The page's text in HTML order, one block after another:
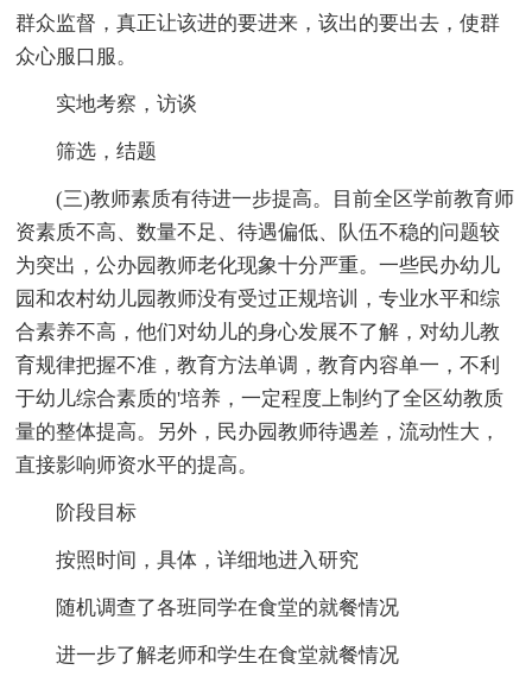
群众监督，真正让该进的要进来，该出的要出去，使群
众心服口服。
实地考察，访谈
筛选，结题
(三)教师素质有待进一步提高。目前全区学前教育师
资素质不高、数量不足、待遇偏低、队伍不稳的问题较
为突出，公办园教师老化现象十分严重。一些民办幼儿
园和农村幼儿园教师没有受过正规培训，专业水平和综
合素养不高，他们对幼儿的身心发展不了解，对幼儿教
育规律把握不准，教育方法单调，教育内容单一，不利
于幼儿综合素质的'培养，一定程度上制约了全区幼教质
量的整体提高。另外，民办园教师待遇差，流动性大，
直接影响师资水平的提高。
阶段目标
按照时间，具体，详细地进入研究
随机调查了各班同学在食堂的就餐情况
进一步了解老师和学生在食堂就餐情况